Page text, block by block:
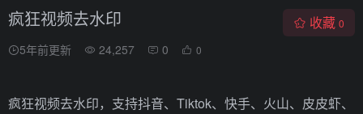
疯狂视频去水印
5年前更新 24,257 0 0
收藏 0
疯狂视频去水印，支持抖音、Tiktok、快手、火山、皮皮虾、